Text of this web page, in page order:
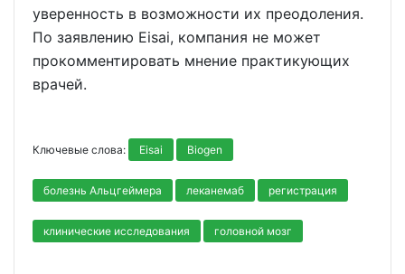
уверенность в возможности их преодоления.
По заявлению Eisai, компания не может
прокомментировать мнение практикующих
врачей.
Ключевые слова: Eisai Biogen
болезнь Альцгеймера леканемаб регистрация
клинические исследования головной мозг